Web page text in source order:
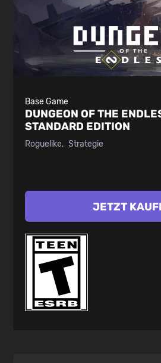
Base Game
DUNGEON OF THE
STANDARD EDITION
Roguelike Strategie
JETZT